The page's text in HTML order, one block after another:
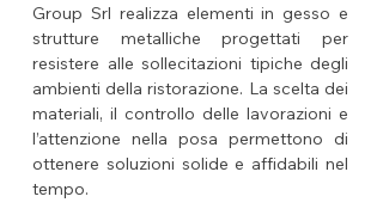
Group Srl realizza elementi in gesso e
strutture metalliche progettati per
resistere alle sollecitazioni tipiche degli
ambienti della ristorazione. La scelta dei
materiali, il controllo delle lavorazioni e
l’attenzione nella posa permettono di
ottenere soluzioni solide e affidabili nel
tempo.